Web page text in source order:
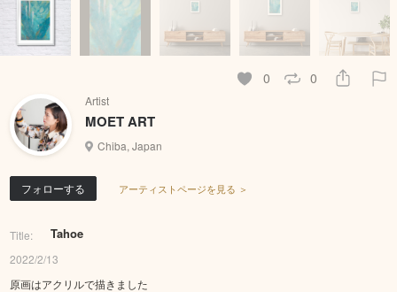
0 0
Artist
MOET ART
Chiba, Japan
フォローする アーティストページを見る ＞
Title: Tahoe
2022/2/13
原画はアクリルで描きました